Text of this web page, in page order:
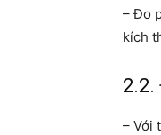
– Đo
kích
2.2.
– Với